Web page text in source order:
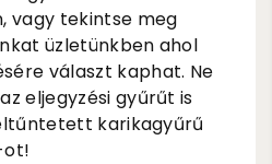
vagy tekintse meg
üzletünkben ahol
választ kaphat. Ne
eljegyzési gyűrűt is
karikagyűrű
ot!